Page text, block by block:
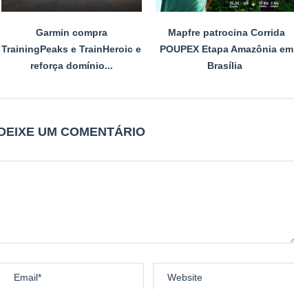
Garmin compra
TrainingPeaks e TrainHeroic e
reforça domínio...
Mapfre patrocina Corrida
POUPEX Etapa Amazônia em
Brasília
UM COMENTÁRIO